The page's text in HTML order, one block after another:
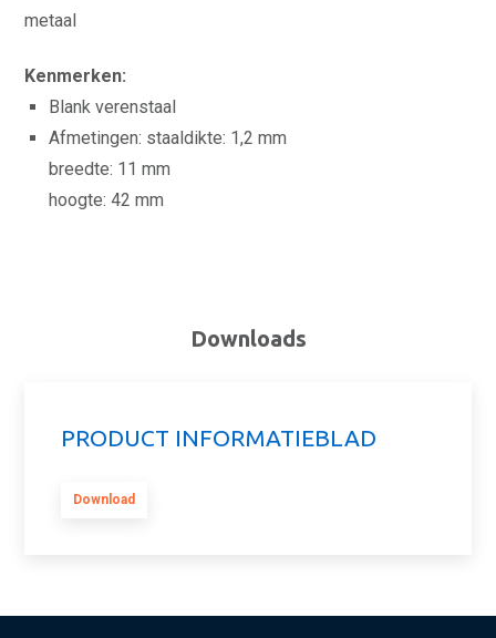
metaal
Kenmerken:
Blank verenstaal
Afmetingen: staaldikte: 1,2 mm
breedte: 11 mm
hoogte: 42 mm
Downloads
PRODUCT INFORMATIEBLAD
Download